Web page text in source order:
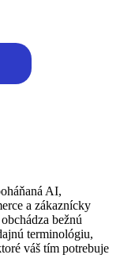
AI,
a zákaznícky
bežnú
terminológiu,
váš tím potrebuje